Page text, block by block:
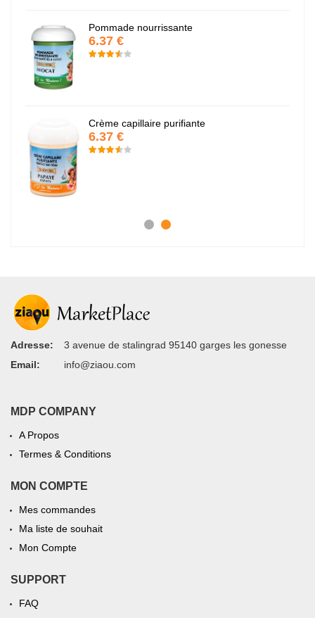
Pommade nourrissante
6.37 €
Crème capillaire purifiante
6.37 €
Adresse:
3 avenue de stalingrad 95140 garges les gonesse
Email:
info@ziaou.com
MDP COMPANY
A Propos
Termes & Conditions
MON COMPTE
Mes commandes
Ma liste de souhait
Mon Compte
SUPPORT
FAQ